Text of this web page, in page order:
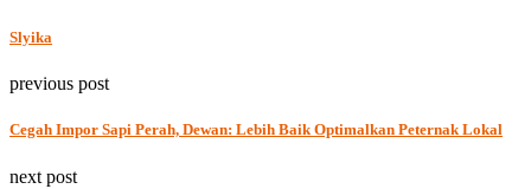
Slyika
previous post
Cegah Impor Sapi Perah, Dewan: Lebih Baik Optimalkan Peternak Lokal
next post